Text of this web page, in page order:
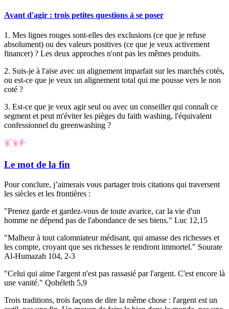
Avant d'agir : trois petites questions à se poser
1. Mes lignes rouges sont-elles des exclusions (ce que je refuse
absolument) ou des valeurs positives (ce que je veux activement
financer) ? Les deux approches n'ont pas les mêmes produits.
2. Suis-je à l'aise avec un alignement imparfait sur les marchés cotés,
ou est-ce que je veux un alignement total qui me pousse vers le non
coté ?
3. Est-ce que je veux agir seul ou avec un conseiller qui connaît ce
segment et peut m'éviter les pièges du faith washing, l'équivalent
confessionnel du greenwashing ?
Le mot de la fin
Pour conclure, j’aimerais vous partager trois citations qui traversent
les siècles et les frontières :
"Prenez garde et gardez-vous de toute avarice, car la vie d'un
homme ne dépend pas de l'abondance de ses biens." Luc 12,15
"Malheur à tout calomniateur médisant, qui amasse des richesses et
les compte, croyant que ses richesses le rendront immortel." Sourate
Al-Humazah 104, 2-3
"Celui qui aime l'argent n'est pas rassasié par l'argent. C'est encore là
une vanité." Qohéleth 5,9
Trois traditions, trois façons de dire la même chose : l'argent est un